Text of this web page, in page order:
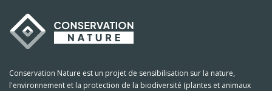
Conservation Nature est un projet de sensibilisation sur la nature,
l'environnement et la protection de la biodiversité (plantes et animaux